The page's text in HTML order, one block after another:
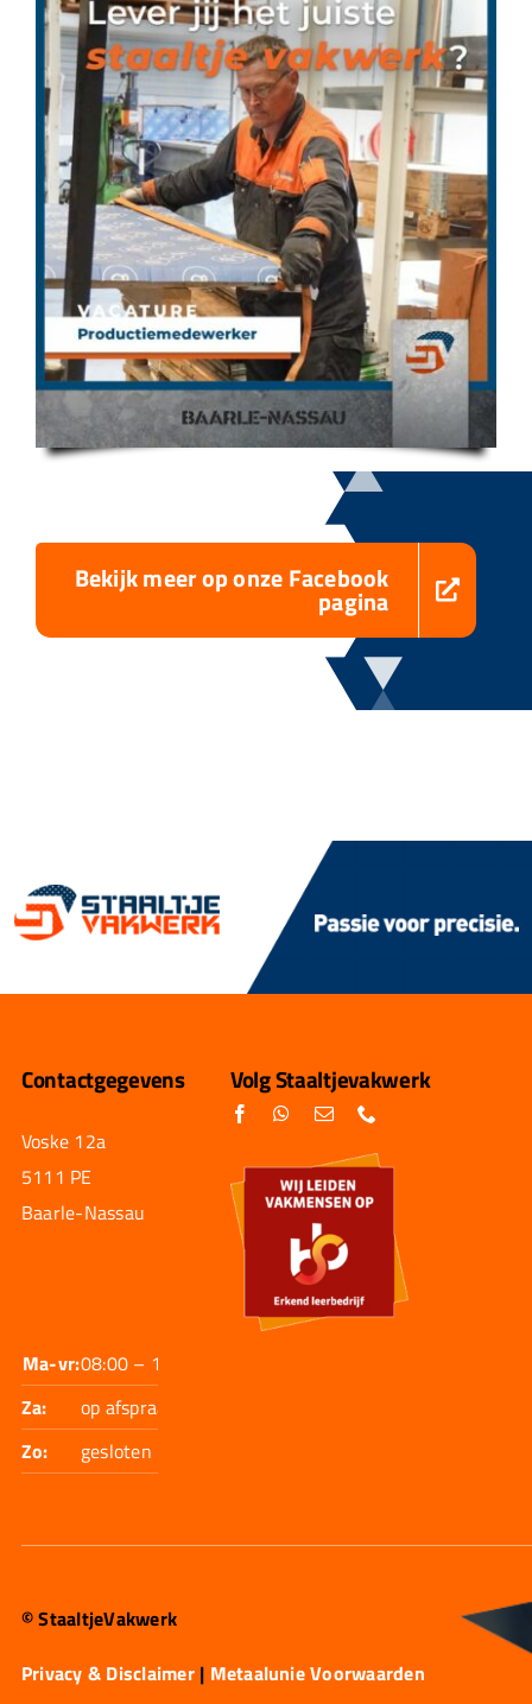
Bekijk meer op onze Facebook
pagina
Contactgegevens
Voske 12a
5111 PE
Baarle-Nassau
Ma-vr:08:00 – 17:30
Za:
op afspraak
Zo:
gesloten
Volg Staaltjevakwerk
© StaaltjeVakwerk
Privacy & Disclaimer| Metaalunie Voorwaarden